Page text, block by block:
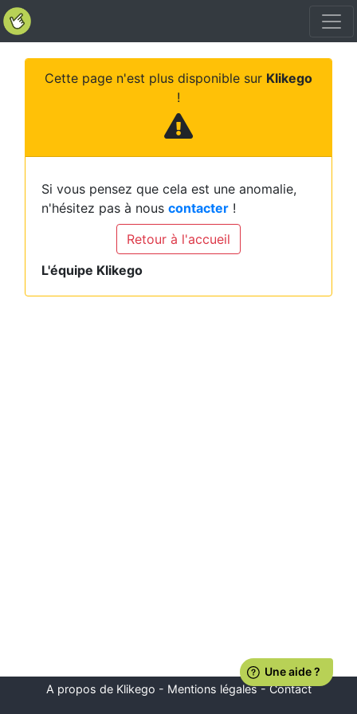
Cette page n'est plus disponible sur Klikego
!
Si vous pensez que cela est une anomalie,
n'hésitez pas à nous contacter !
Retour à l'accueil
L'équipe Klikego
A propos de Klikego - Mentions légales-Contact